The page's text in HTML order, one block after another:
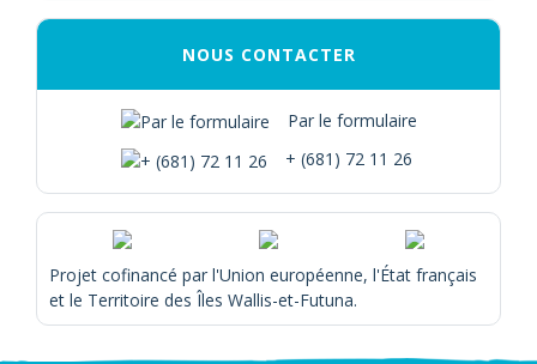
NOUS CONTACTER
Par le formulaire
+ (681) 72 11 26
Projet cofinancé par l'Union européenne, l'État français
et le Territoire des Îles Wallis-et-Futuna.